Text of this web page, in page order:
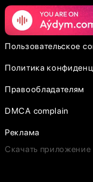
Пользовательское
Политика
Правообладателям
DMCA complain
Реклама
Скачать приложение